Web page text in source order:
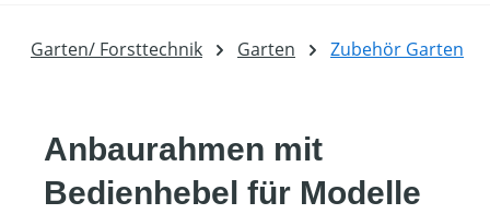
Garten/ Forsttechnik Garten Zubehör Garten
Anbaurahmen mit
Bedienhebel für Modelle